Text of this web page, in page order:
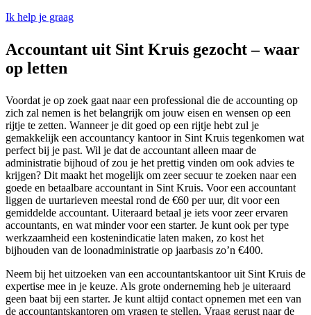
Ik help je graag
Accountant uit Sint Kruis gezocht – waar
op letten
Voordat je op zoek gaat naar een professional die de accounting op
zich zal nemen is het belangrijk om jouw eisen en wensen op een
rijtje te zetten. Wanneer je dit goed op een rijtje hebt zul je
gemakkelijk een accountancy kantoor in Sint Kruis tegenkomen wat
perfect bij je past. Wil je dat de accountant alleen maar de
administratie bijhoud of zou je het prettig vinden om ook advies te
krijgen? Dit maakt het mogelijk om zeer secuur te zoeken naar een
goede en betaalbare accountant in Sint Kruis. Voor een accountant
liggen de uurtarieven meestal rond de €60 per uur, dit voor een
gemiddelde accountant. Uiteraard betaal je iets voor zeer ervaren
accountants, en wat minder voor een starter. Je kunt ook per type
werkzaamheid een kostenindicatie laten maken, zo kost het
bijhouden van de loonadministratie op jaarbasis zo’n €400.
Neem bij het uitzoeken van een accountantskantoor uit Sint Kruis de
expertise mee in je keuze. Als grote onderneming heb je uiteraard
geen baat bij een starter. Je kunt altijd contact opnemen met een van
de accountantskantoren om vragen te stellen. Vraag gerust naar de